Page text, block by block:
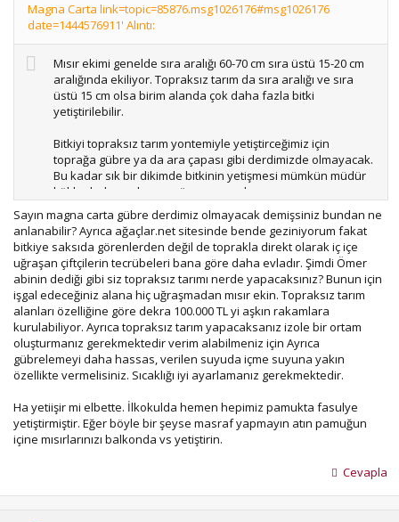
Magna Carta link=topic=85876.msg1026176#msg1026176
date=1444576911' Alıntı:
Mısır ekimi genelde sıra aralığı 60-70 cm sıra üstü 15-20 cm
aralığında ekiliyor. Topraksız tarım da sıra aralığı ve sıra
üstü 15 cm olsa birim alanda çok daha fazla bitki
yetiştirilebilir.
Bitkiyi topraksız tarım yontemiyle yetiştirceğimiz için
toprağa gübre ya da ara çapası gibi derdimizde olmayacak.
Bu kadar sık bir dikimde bitkinin yetişmesi mümkün müdür
kökler bakımından ve güneş açısından.
Sonuçta sıra üstü 15 cm aralıkla dikiyorduk. Sıra arasını da
15 cm ' e düşürücez ama işte bitkiye bakım kısmını es
geçersek(yani araları çapalama,gübre gibi) bitkinin
yetişmesine engel olacak bir etmen karşımıza çıkar mı?
Sayın magna carta gübre derdimiz olmayacak demişsiniz bundan ne
anlanabilir? Ayrıca ağaçlar.net sitesinde bende geziniyorum fakat
bitkiye saksıda görenlerden değil de toprakla direkt olarak iç içe
uğraşan çiftçilerin tecrübeleri bana göre daha evladır. Şimdi Ömer
abinin dediği gibi siz topraksız tarımı nerde yapacaksınız? Bunun için
işgal edeceğiniz alana hiç uğraşmadan mısır ekin. Topraksız tarım
alanları özelliğine göre dekra 100.000 TL yi aşkın rakamlara
kurulabiliyor. Ayrıca topraksız tarım yapacaksanız izole bir ortam
oluşturmanız gerekmektedir verim alabilmeniz için Ayrıca
gübrelemeyi daha hassas, verilen suyuda içme suyuna yakın
özellikte vermelisiniz. Sıcaklığı iyi ayarlamanız gerekmektedir.
Ha yetiişir mi elbette. İlkokulda hemen hepimiz pamukta fasulye
yetiştirmiştir. Eğer böyle bir şeyse masraf yapmayın atın pamuğun
içine mısırlarınızı balkonda vs yetiştirin.
Cevapla